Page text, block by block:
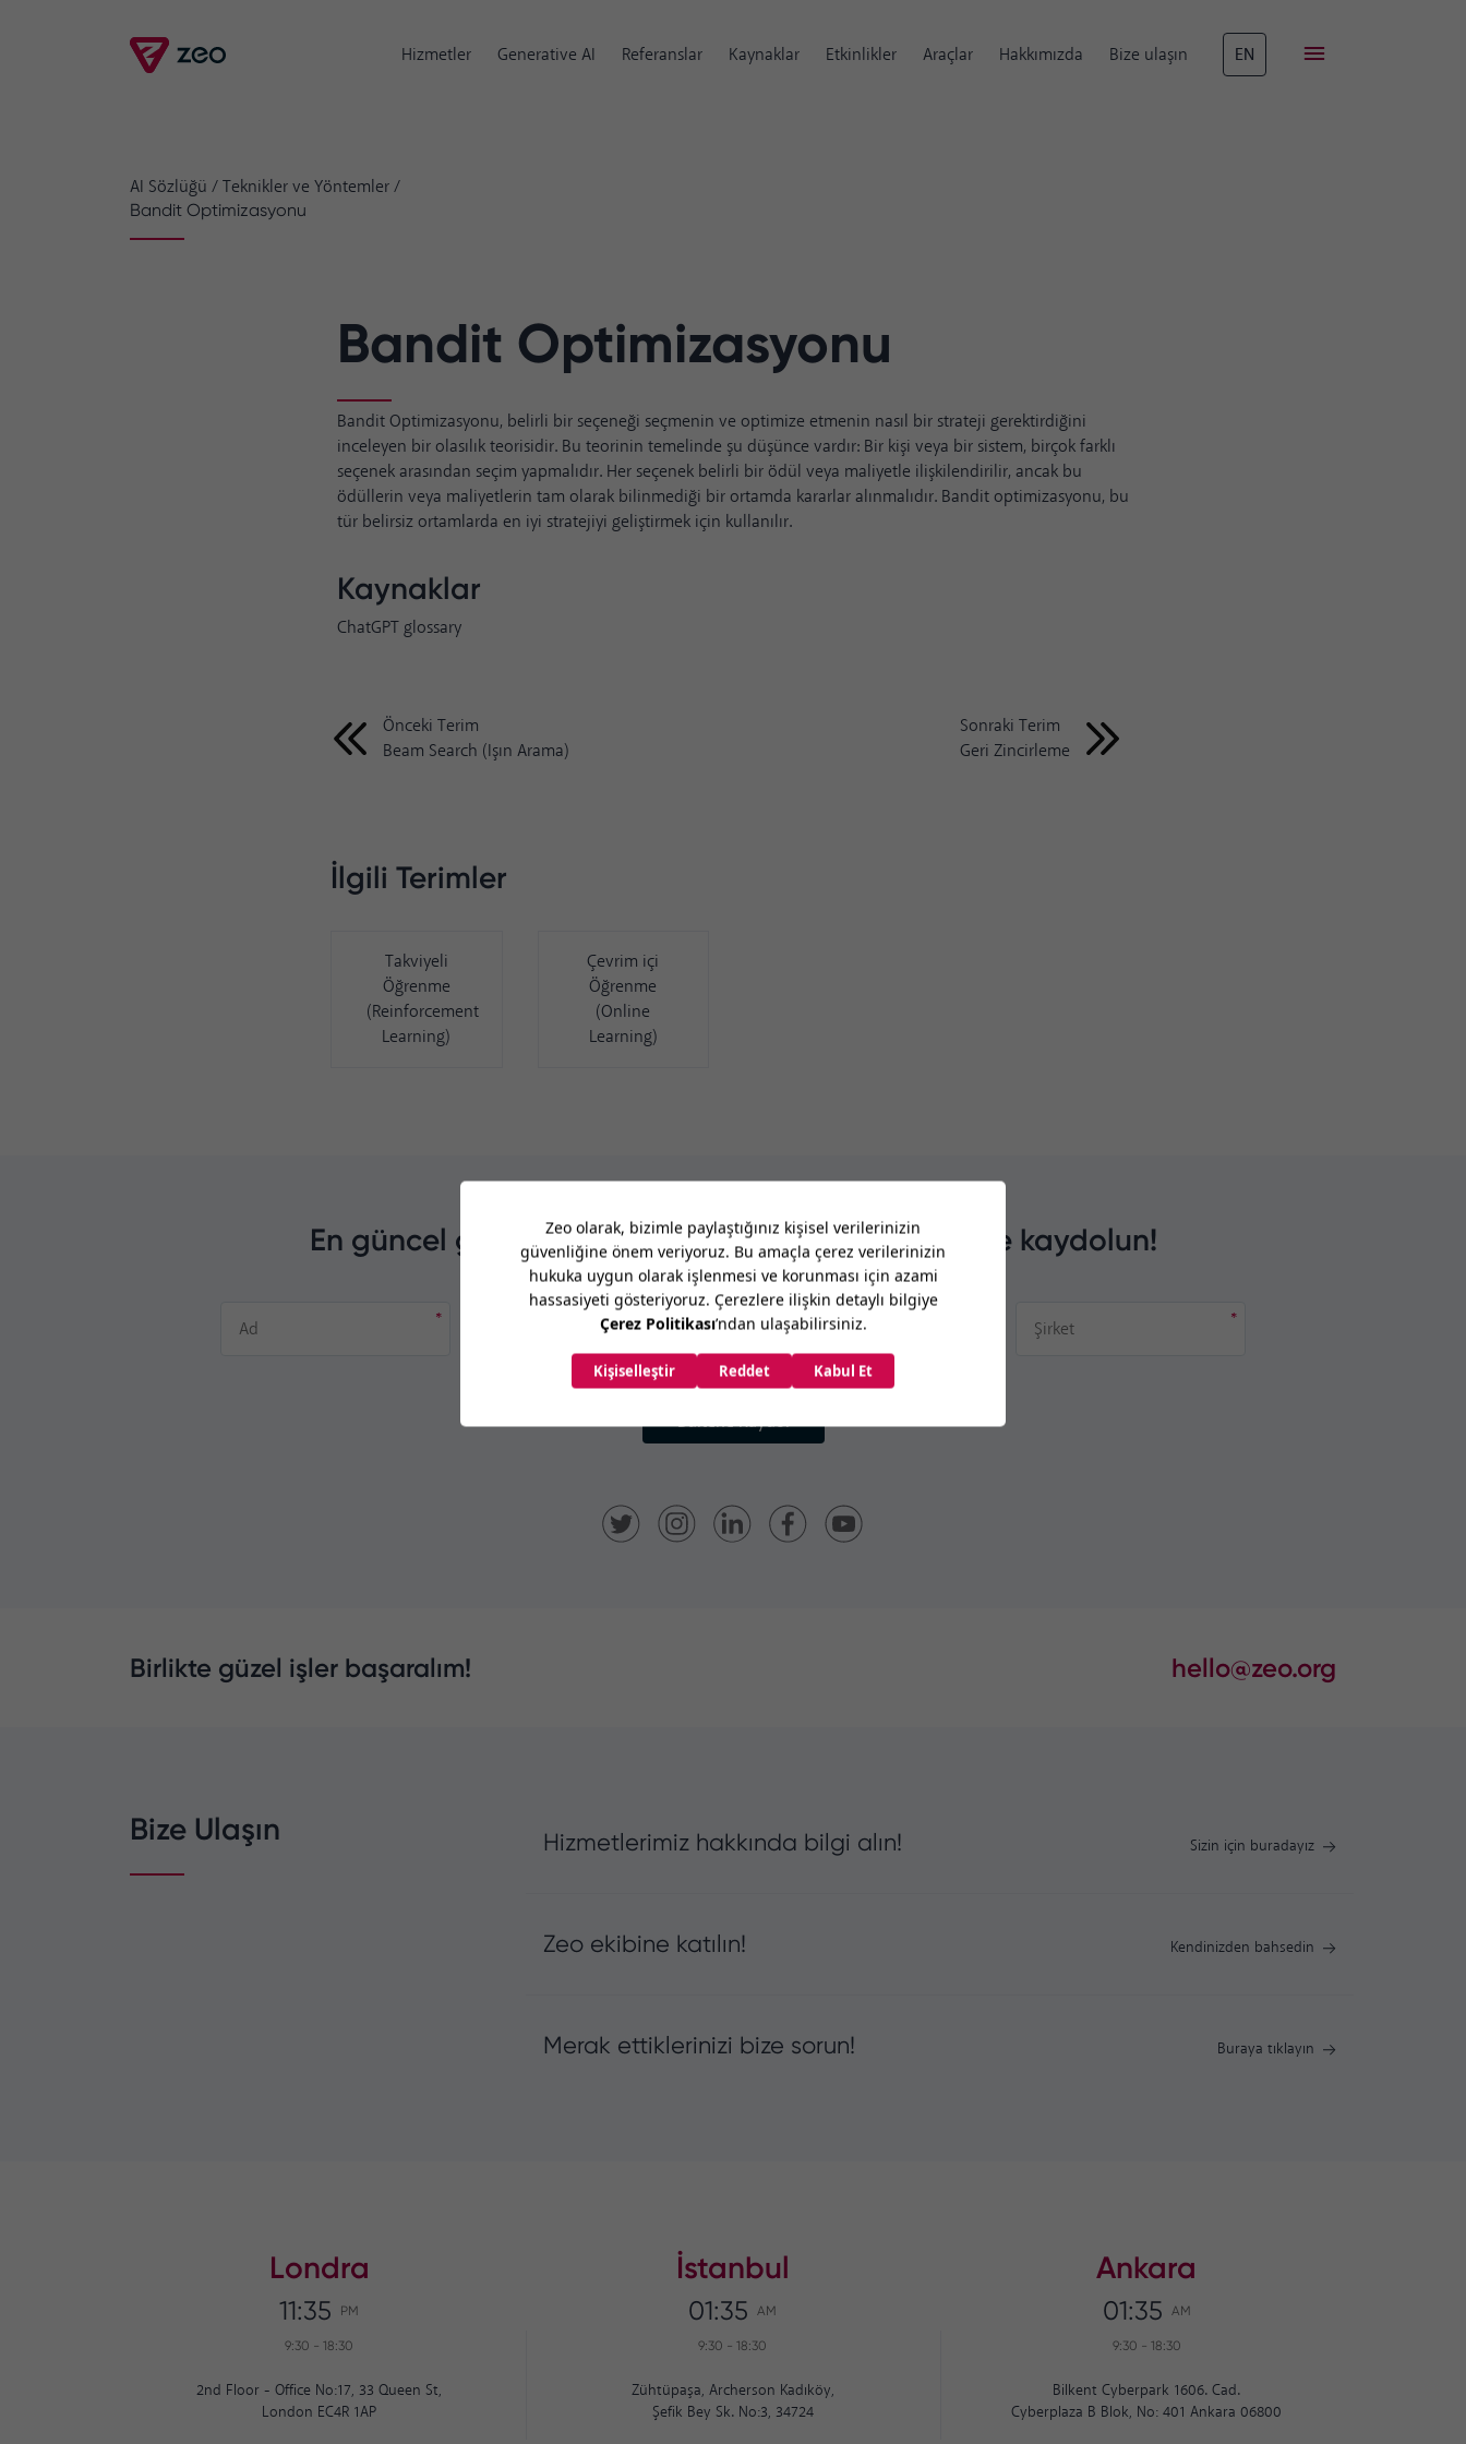
Hizmetler Generative AI Referanslar Kaynaklar Etkinlikler Araçlar Hakkımızda Bize ulaşın EN
AI Sözlüğü /Teknikler ve Yöntemler/
Bandit Optimizasyonu
Bandit Optimizasyonu
Bandit Optimizasyonu, belirli bir seçeneği seçmenin ve optimize etmenin nasıl bir strateji gerektirdiğini
inceleyen bir olasılık teorisidir. Bu teorinin temelinde şu düşünce vardır: Bir kişi veya bir sistem, birçok farklı
seçenek arasından seçim yapmalıdır. Her seçenek belirli bir ödül veya maliyetle ilişkilendirilir, ancak bu
ödüllerin veya maliyetlerin tam olarak bilinmediği bir ortamda kararlar alınmalıdır. Bandit optimizasyonu, bu
tür belirsiz ortamlarda en iyi stratejiyi geliştirmek için kullanılır.
Kaynaklar
ChatGPT glossary
Önceki Terim
Beam Search (Işın Arama)
Sonraki Terim
Geri Zincirleme
İlgili Terimler
Takviyeli
Öğrenme
(Reinforcement
Learning)
Çevrim içi
Öğrenme
(Online
Learning)
En güncel gelişmeleri takip etmek için bültenimize kaydolun!
Bültene Kaydol
Birlikte güzel işler başaralım! hello@zeo.org
Bize Ulaşın Hizmetlerimiz hakkında bilgi alın! Sizin için buradayız
Zeo ekibine katılın! Kendinizden bahsedin
Merak ettiklerinizi bize sorun! Buraya tıklayın
Londra
11:35 PM
9:30 -18:30
2nd Floor - Office No:17, 33 Queen St,
London EC4R 1AP
İstanbul
01:35 AM
9:30 -18:30
Zühtüpaşa, Archerson Kadıköy,
Şefik Bey Sk. No:3, 34724
Ankara
01:35 AM
9:30 - 18:30
Bilkent Cyberpark 1606. Cad.
Cyberplaza B Blok, No: 401 Ankara 06800